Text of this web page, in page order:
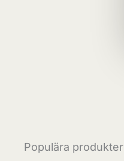
Populära produkter